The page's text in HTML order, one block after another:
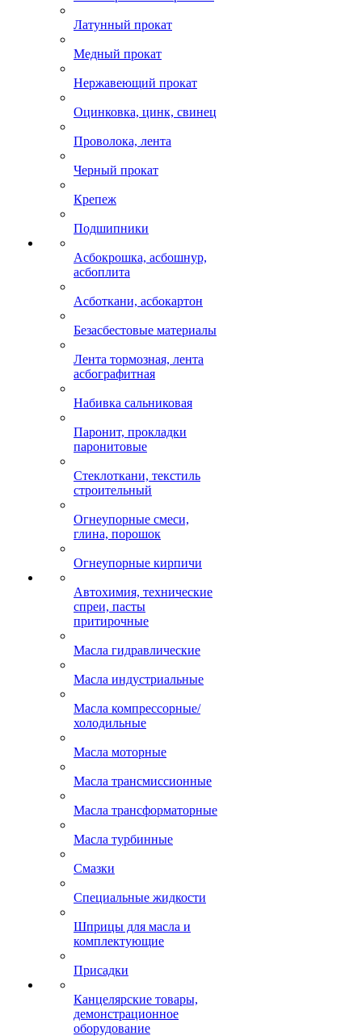
Латунный прокат
Медный прокат
Нержавеющий прокат
Оцинковка, цинк, свинец
Проволока, лента
Черный прокат
Крепеж
Подшипники
Асбокрошка, асбошнур,
асбоплита
Асботкани, асбокартон
Безасбестовые материалы
Лента тормозная, лента
асбографитная
Набивка сальниковая
Паронит, прокладки
паронитовые
Стеклоткани, текстиль
строительный
Огнеупорные смеси,
глина, порошок
Огнеупорные кирпичи
Автохимия, технические
спреи, пасты
притирочные
Масла гидравлические
Масла индустриальные
Масла компрессорные/
холодильные
Масла моторные
Масла трансмиссионные
Масла трансформаторные
Масла турбинные
Смазки
Специальные жидкости
Шприцы для масла и
комплектующие
Присадки
Канцелярские товары,
демонстрационное
оборудование